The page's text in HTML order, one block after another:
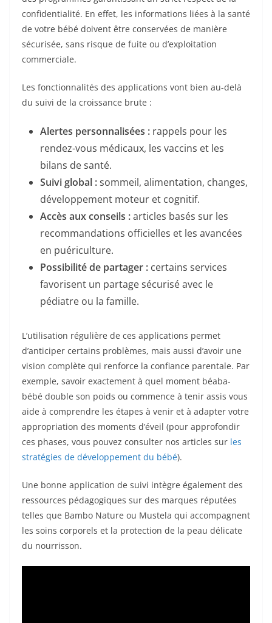
confidentialité. En effet, les informations liées à la santé
de votre bébé doivent être conservées de manière
sécurisée, sans risque de fuite ou d’exploitation
commerciale.
Les fonctionnalités des applications vont bien au-delà
du suivi de la croissance brute :
Alertes personnalisées : rappels pour les
rendez-vous médicaux, les vaccins et les
bilans de santé.
Suivi global :sommeil, alimentation, changes,
développement moteur et cognitif.
Accès aux conseils :articles basés sur les
recommandations officielles et les avancées
en puériculture.
Possibilité de partager : certains services
favorisent un partage sécurisé avec le
pédiatre ou la famille.
L’utilisation régulière de ces applications permet
d’anticiper certains problèmes, mais aussi d’avoir une
vision complète qui renforce la confiance parentale. Par
exemple, savoir exactement à quel moment béaba-
bébé double son poids ou commence à tenir assis vous
aide à comprendre les étapes à venir et à adapter votre
appropriation des moments d’éveil (pour approfondir
ces phases, vous pouvez consulter nos articles sur les
stratégies de développement du bébé).
Une bonne application de suivi intègre également des
ressources pédagogiques sur des marques réputées
telles que Bambo Nature ou Mustela qui accompagnent
les soins corporels et la protection de la peau délicate
du nourrisson.